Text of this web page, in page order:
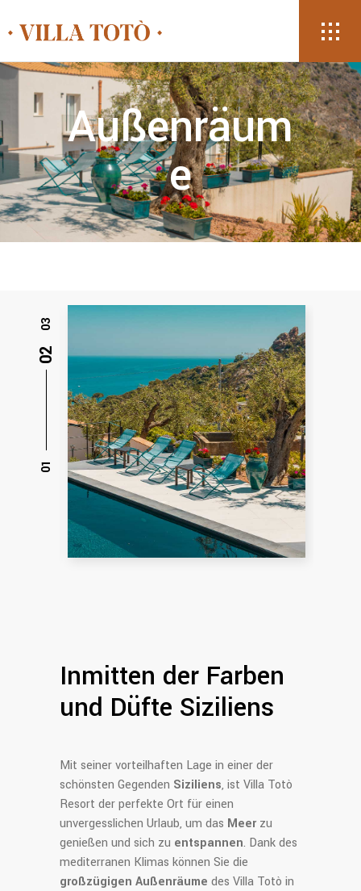
Außenräum
e
Inmitten der Farben
und Düfte Siziliens
Mit seiner vorteilhaften Lage in einer der
schönsten Gegenden Siziliens, ist Villa Totò
Resort der perfekte Ort für einen
unvergesslichen Urlaub, um das Meer zu
genießen und sich zu entspannen. Dank des
mediterranen Klimas können Sie die
großzügigen Außenräume des Villa Totò in